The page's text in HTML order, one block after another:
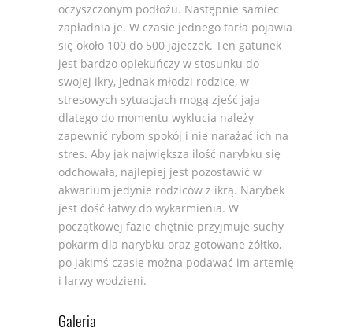
oczyszczonym podłożu. Następnie samiec
zapładnia je. W czasie jednego tarła pojawia
się około 100 do 500 jajeczek. Ten gatunek
jest bardzo opiekuńczy w stosunku do
swojej ikry, jednak młodzi rodzice, w
stresowych sytuacjach mogą zjeść jaja –
dlatego do momentu wyklucia należy
zapewnić rybom spokój i nie narażać ich na
stres. Aby jak największa ilość narybku się
odchowała, najlepiej jest pozostawić w
akwarium jedynie rodziców z ikrą. Narybek
jest dość łatwy do wykarmienia. W
początkowej fazie chętnie przyjmuje suchy
pokarm dla narybku oraz gotowane żółtko,
po jakimś czasie można podawać im artemię
i larwy wodzieni.
Galeria